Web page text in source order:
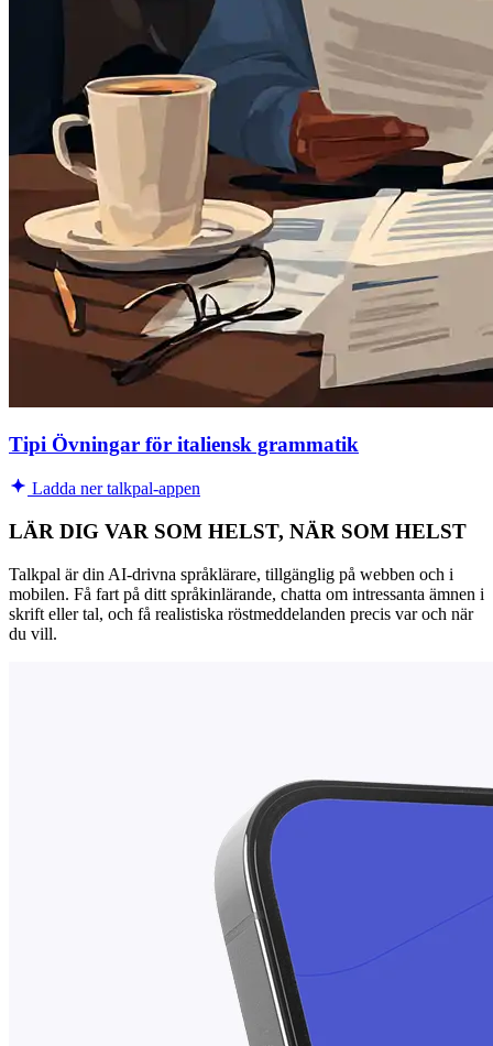
Tipi Övningar för italiensk grammatik
Ladda ner talkpal-appen
LÄR DIG VAR SOM HELST, NÄR SOM HELST
Talkpal är din AI-drivna språklärare, tillgänglig på webben och i
mobilen. Få fart på ditt språkinlärande, chatta om intressanta ämnen i
skrift eller tal, och få realistiska röstmeddelanden precis var och när
du vill.